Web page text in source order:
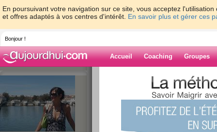
En poursuivant votre navigation sur ce site, vous acceptez
et offres adaptés à vos centres d'intérêt. En savoir plus et gérer ces
Bonjour !
Accueil Coaching Groupes
>
>
de la semaine envolée .......
Blog de lililou29